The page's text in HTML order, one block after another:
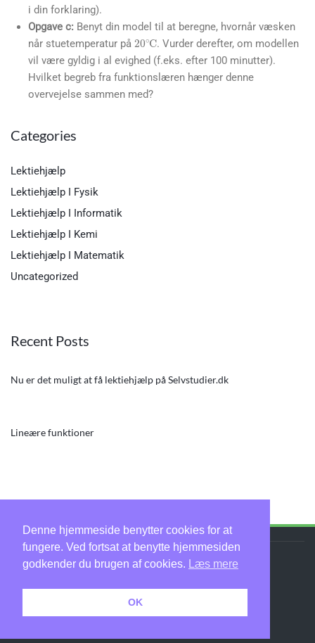
i din forklaring).
Opgave c: Benyt din model til at beregne, hvornår væsken
når stuetemperatur på
20 ∘C
. Vurder derefter, om modellen
vil være gyldig i al evighed (f.eks. efter 100 minutter).
Hvilket begreb fra funktionslæren hænger denne
overvejelse sammen med?
Categories
Lektiehjælp
Lektiehjælp I Fysik
Lektiehjælp I Informatik
Lektiehjælp I Kemi
Lektiehjælp I Matematik
Uncategorized
Recent Posts
Nu er det muligt at få lektiehjælp på Selvstudier.dk
Lineære funktioner
Selvstudier.dk - 2019
Privatlivspolitik
Denne hjemmeside benytter cookies for at
fungere. Ved fortsat at benytte hjemmesiden
godkender du brugen af cookies.
Læs mere
OK